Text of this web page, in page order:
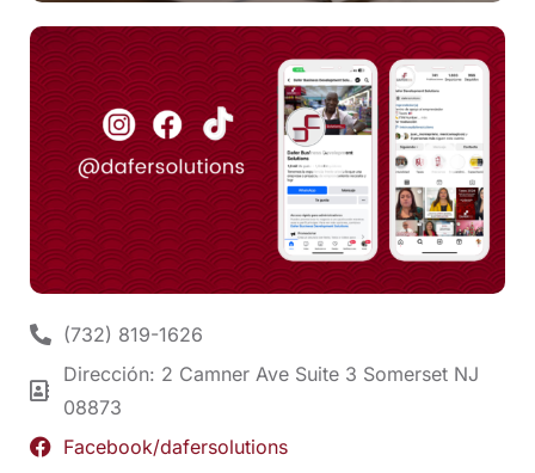
(732) 819-1626
Dirección: 2 Camner Ave Suite 3 Somerset NJ
08873
Facebook/dafersolutions